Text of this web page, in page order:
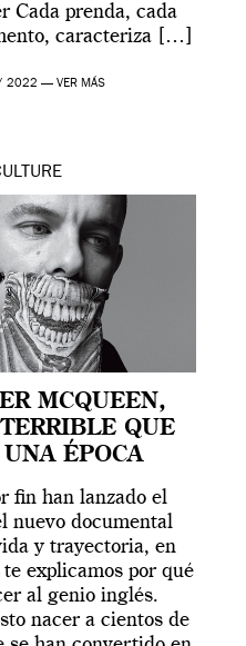
Cada prenda, cada
caracteriza […]
2022 — VER MÁS
MCQUEEN,
QUE
ÉPOCA
fin han lanzado el
nuevo documental
y trayectoria, en
explicamos por qué
al genio inglés.
nacer a cientos de